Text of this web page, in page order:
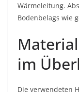
Wärmeleitung.
Bodenbelags wie
im
Die verwendeten